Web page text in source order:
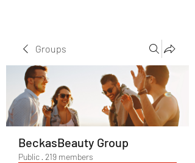
Groups
BeckasBeauty Group
Public · 219 members